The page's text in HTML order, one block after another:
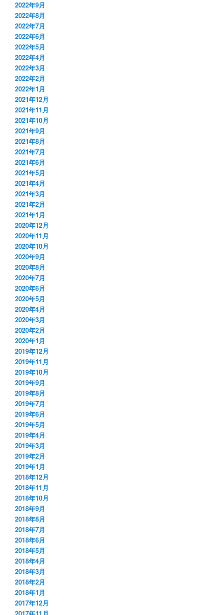
2022年9月
2022年8月
2022年7月
2022年6月
2022年5月
2022年4月
2022年3月
2022年2月
2022年1月
2021年12月
2021年11月
2021年10月
2021年9月
2021年8月
2021年7月
2021年6月
2021年5月
2021年4月
2021年3月
2021年2月
2021年1月
2020年12月
2020年11月
2020年10月
2020年9月
2020年8月
2020年7月
2020年6月
2020年5月
2020年4月
2020年3月
2020年2月
2020年1月
2019年12月
2019年11月
2019年10月
2019年9月
2019年8月
2019年7月
2019年6月
2019年5月
2019年4月
2019年3月
2019年2月
2019年1月
2018年12月
2018年11月
2018年10月
2018年9月
2018年8月
2018年7月
2018年6月
2018年5月
2018年4月
2018年3月
2018年2月
2018年1月
2017年12月